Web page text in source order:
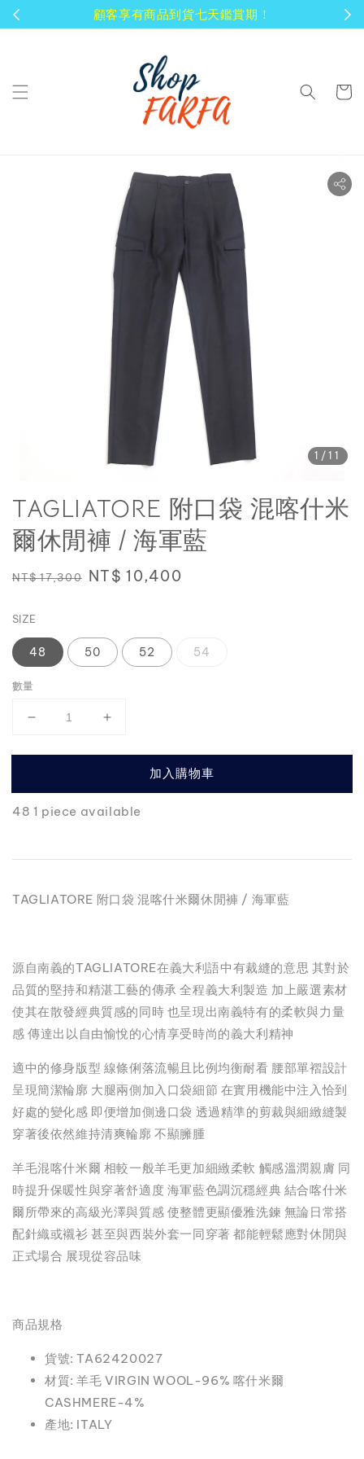
顧客享有商品到貨七天鑑賞期！
1 /11
TAGLIATORE 附口袋 混喀什米
爾休閒褲 / 海軍藍
Regular
NT$ 17,300 Sale
NT$ 10,400
SIZE
48 50 52 54
數量
加入購物車
48 1 piece available
TAGLIATORE 附口袋 混喀什米爾休閒褲 / 海軍藍
源自南義的TAGLIATORE在義大利語中有裁縫的意思 其對於
品質的堅持和精湛工藝的傳承 全程義大利製造 加上嚴選素材
使其在散發經典質感的同時 也呈現出南義特有的柔軟與力量
感 傳達出以自由愉悅的心情享受時尚的義大利精神
適中的修身版型 線條俐落流暢且比例均衡耐看 腰部單褶設計
呈現簡潔輪廓 大腿兩側加入口袋細節 在實用機能中注入恰到
好處的變化感 即便增加側邊口袋 透過精準的剪裁與細緻縫製
穿著後依然維持清爽輪廓 不顯臃腫
羊毛混喀什米爾 相較一般羊毛更加細緻柔軟 觸感溫潤親膚 同
時提升保暖性與穿著舒適度 海軍藍色調沉穩經典 結合喀什米
爾所帶來的高級光澤與質感 使整體更顯優雅洗鍊 無論日常搭
配針織或襯衫 甚至與西裝外套一同穿著 都能輕鬆應對休閒與
正式場合 展現從容品味
商品規格
貨號: TA62420027
材質: 羊毛 VIRGIN WOOL-96% 喀什米爾
CASHMERE-4%
產地: ITALY